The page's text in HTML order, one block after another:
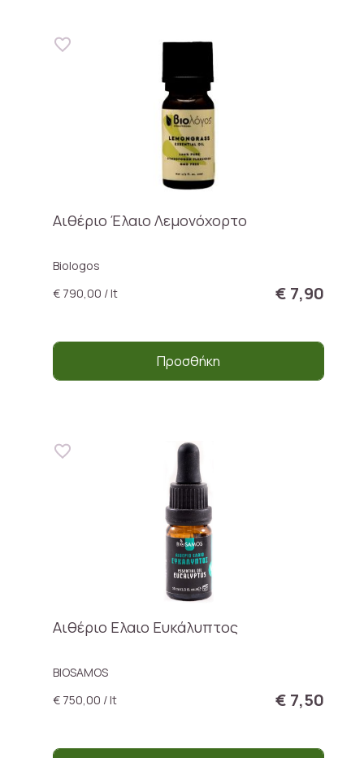
Αιθέριο Έλαιο Λεμονόχορτο
Biologos
€ 790,00 / lt
€ 7,90
Προσθήκη
Αιθέριο Ελαιο Ευκάλυπτος
BIOSAMOS
€ 750,00 / lt
€ 7,50